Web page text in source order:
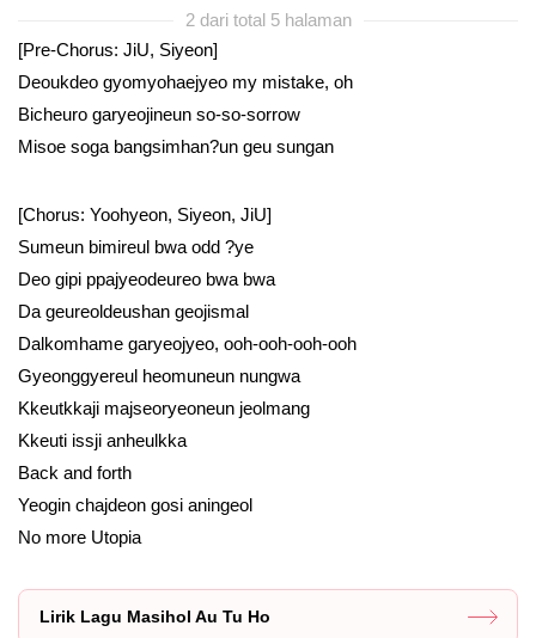
2 dari total 5 halaman
[Pre-Chorus: JiU, Siyeon]
Deoukdeo gyomyohaejyeo my mistake, oh
Bicheuro garyeojineun so-so-sorrow
Misoe soga bangsimhan?un geu sungan
[Chorus: Yoohyeon, Siyeon, JiU]
Sumeun bimireul bwa odd ?ye
Deo gipi ppajyeodeureo bwa bwa
Da geureoldeushan geojismal
Dalkomhame garyeojyeo, ooh-ooh-ooh-ooh
Gyeonggyereul heomuneun nungwa
Kkeutkkaji majseoryeoneun jeolmang
Kkeuti issji anheulkka
Back and forth
Yeogin chajdeon gosi aningeol
No more Utopia
Lirik Lagu Masihol Au Tu Ho